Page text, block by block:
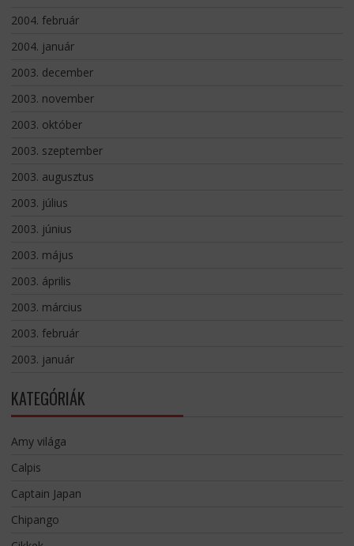
2004. február
2004. január
2003. december
2003. november
2003. október
2003. szeptember
2003. augusztus
2003. július
2003. június
2003. május
2003. április
2003. március
2003. február
2003. január
KATEGÓRIÁK
Amy világa
Calpis
Captain Japan
Chipango